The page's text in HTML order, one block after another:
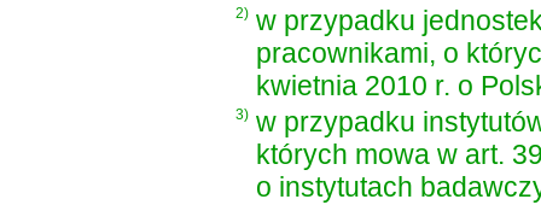
2) w przypadku
pracownikami, o
kwietnia 2010 r. o
3) w przypadku
których mowa w art.
o instytutach